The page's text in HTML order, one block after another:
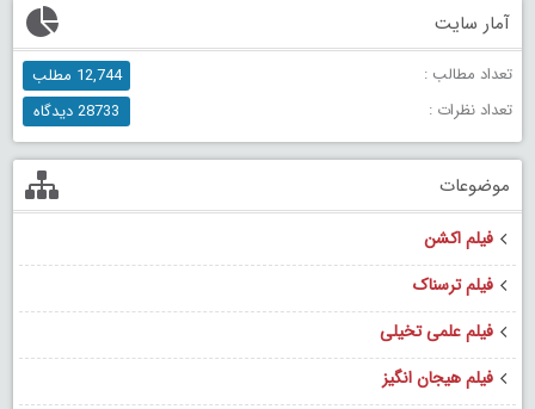
آمار سایت
تعداد مطالب :
12,744 مطلب
تعداد نظرات :
28733 دیدگاه
موضوعات
فیلم اکشن
فیلم ترسناک
فیلم علمی تخیلی
فیلم هیجان انگیز